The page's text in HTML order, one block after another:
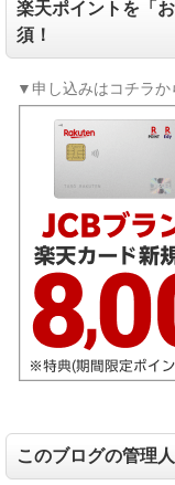
楽天ポイントを「
須！
▼申し込みはコチラ
このブログの管理人